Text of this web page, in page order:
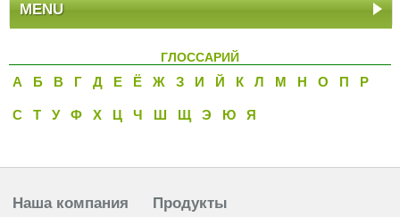
MENU
ГЛОССАРИЙ
А Б В Г Д Е Ё Ж З И Й К Л M Н О П P
С Т У Ф Х Ц Ч Ш Щ Э Ю Я
Наша компания Продукты